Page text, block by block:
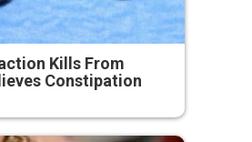
Kills From
Constipation